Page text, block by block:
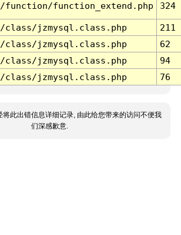
function/function_extend.php 324
class/jzmysql.class.php
211
class/jzmysql.class.php
62
class/jzmysql.class.php
94
class/jzmysql.class.php 76
将此出错信息详细记录, 由此给您带来的访问不便我
们深感歉意.